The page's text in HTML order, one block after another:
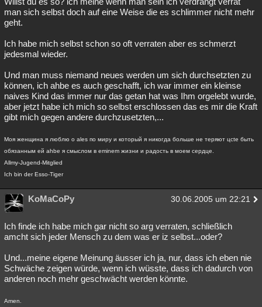
man sich selbst doch auf eine Weise die es schlimmer nicht mehr
geht.
Ich habe mich selbst schon so oft verraten aber es schmerzt
jedesmal wieder.
Und man muss niemand neues werden um sich durchsetzten zu
können, ich ahbe es auch geschafft, ich war immer ein kleinse
naives Kind das immer nur das getan hat was Ihm orgelebt wurde,
aber jetzt habe ich mich so selbst erschlossen das es mir die Kraft
gibt mich gegen andere durchzusetzten,...
Моя женщина я люблю о ales по миру и который я никогда больше не теряют цcte быть
обязанным ей ahbe я смыслом в eminem жизни и радость в моем сердце.
Allmy-Jugend-Mitglied
Ich bin der Esso-Tiger
KoMaCoPy 30.06.2005 um 22:21
Ich finde ich habe mich gar nicht so arg verraten, schließlich
amcht sich jeder Mensch zu dem was er iz selbst...oder?
Und...meine eigene Meinung äusser ich ja, nur, dass ich eben nie
Schwäche zeigen würde, wenn ich wüsste, dass ich dadurch von
anderen noch mehr geschwächt werden könnte.
Amen.